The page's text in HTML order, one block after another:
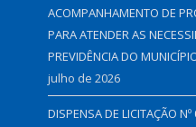
ACOMPANHAMENTO DE
PARA ATENDER AS
PREVIDÊNCIA DO
julho de 2026
DISPENSA DE LICITAÇÃO